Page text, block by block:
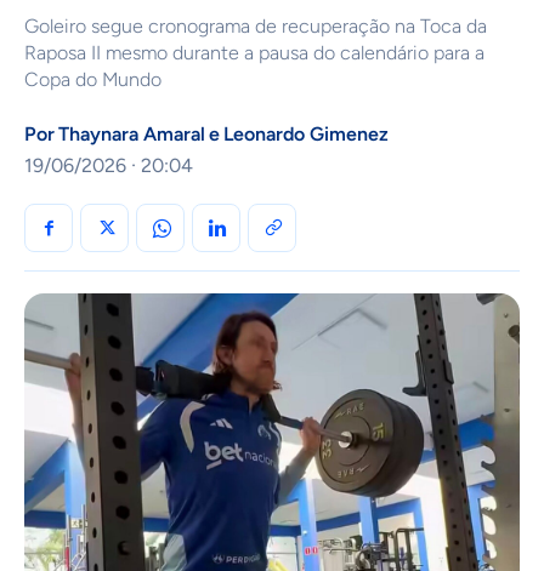
Goleiro segue cronograma de recuperação na Toca da
Raposa II mesmo durante a pausa do calendário para a
Copa do Mundo
PorThaynara Amaral e Leonardo Gimenez
19/06/2026 · 20:04